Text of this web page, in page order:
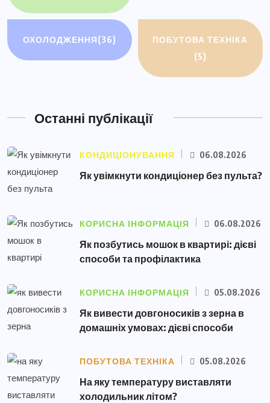
ОХОЛОДЖЕННЯ(36)
ПОБУТОВА ТЕХНІКА
(5)
Останні публікації
КОНДИЦІОНУВАННЯ 06.08.2026
Як увімкнути кондиціонер без пульта?
КОРИСНА ІНФОРМАЦІЯ 06.08.2026
Як позбутись мошок в квартирі: дієві
способи та профілактика
КОРИСНА ІНФОРМАЦІЯ 05.08.2026
Як вивести довгоносиків з зерна в
домашніх умовах: дієві способи
ПОБУТОВА ТЕХНІКА 05.08.2026
На яку температуру виставляти
холодильник літом?